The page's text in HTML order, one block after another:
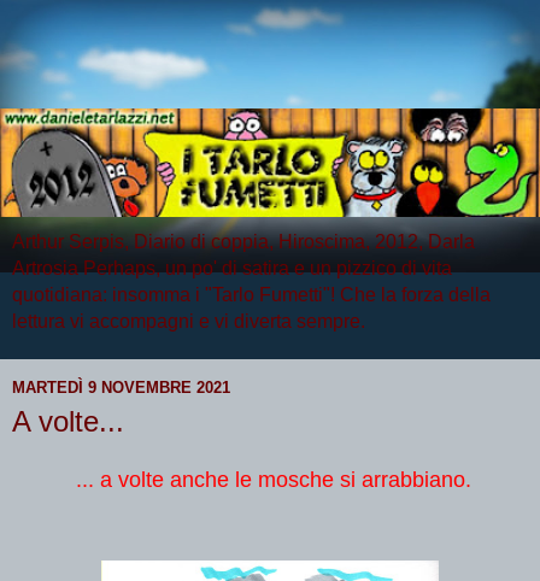
Arthur Serpis, Diario di coppia, Hiroscima, 2012, Darla
Artrosia Perhaps, un po' di satira e un pizzico di vita
quotidiana: insomma i "Tarlo Fumetti"! Che la forza della
lettura vi accompagni e vi diverta sempre.
MARTEDÌ 9 NOVEMBRE 2021
A volte...
... a volte anche le mosche si arrabbiano.